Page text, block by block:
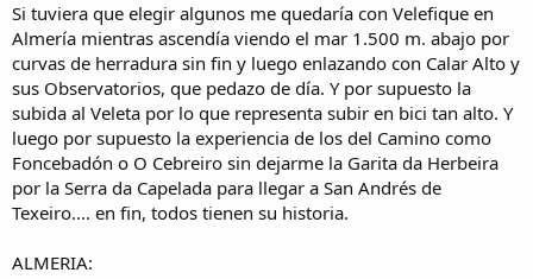
Si tuviera que elegir algunos me quedaría con Velefique en
Almería mientras ascendía viendo el mar 1.500 m. abajo por
curvas de herradura sin fin y luego enlazando con Calar Alto y
sus Observatorios, que pedazo de día. Y por supuesto la
subida al Veleta por lo que representa subir en bici tan alto. Y
luego por supuesto la experiencia de los del Camino como
Foncebadón o O Cebreiro sin dejarme la Garita da Herbeira
por la Serra da Capelada para llegar a San Andrés de
Texeiro.... en fin, todos tienen su historia.
ALMERIA: